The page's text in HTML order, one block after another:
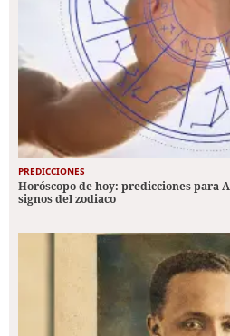
PREDICCIONES
Horóscopo de hoy: predicciones para
signos del zodiaco